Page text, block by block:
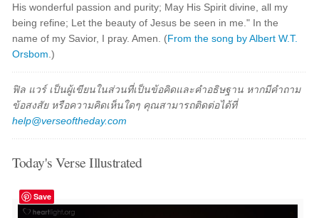
His wonderful passion and purity; May His Spirit divine, all my
being refine; Let the beauty of Jesus be seen in me." In the
name of my Savior, I pray. Amen. (From the song by Albert W.T.
Orsbom .)
ฟิล แวร์ เป็นผู้เขียนในส่วนที่เป็นข้อคิดและคำอธิษฐาน หากมีคำถาม
ข้อสงสัย หรือความคิดเห็นใดๆ คุณสามารถติดต่อได้ที่
help@verseoftheday.com
Today's Verse Illustrated
Save